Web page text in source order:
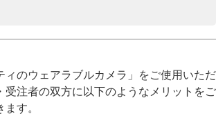
ィのウェアラブルカメラ」をご使用いただ
受注者の双方に以下のようなメリットをご
す。